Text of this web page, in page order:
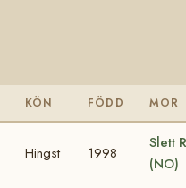
KÖN FÖDD MOR
Hingst 1998
Slett
(NO)